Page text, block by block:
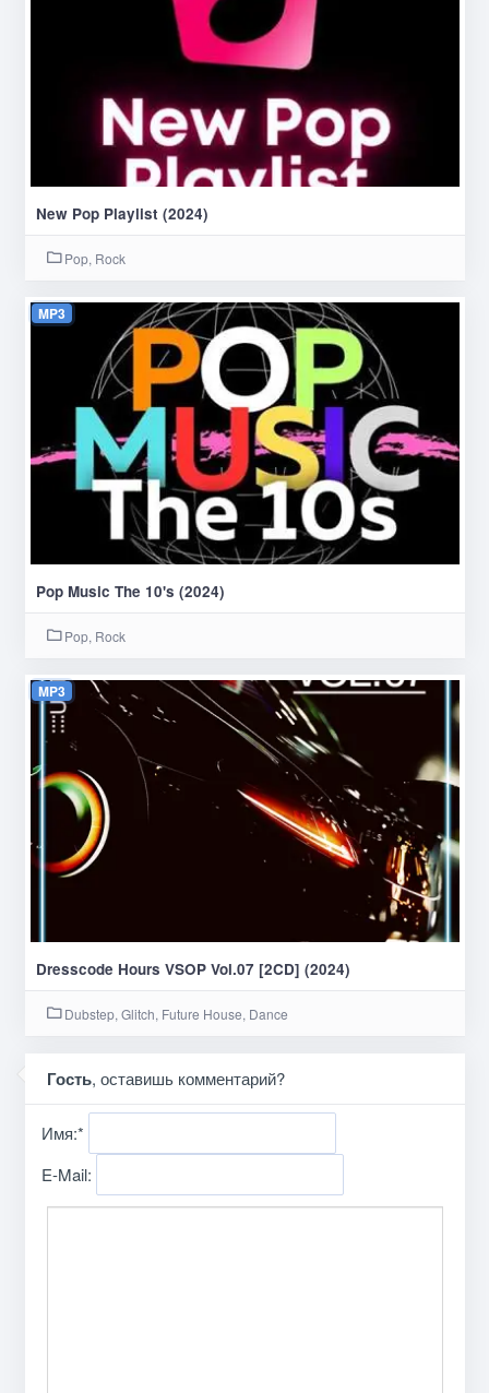
New Pop Playlist (2024)
Pop, Rock
MP3
Pop Music The 10's (2024)
Pop, Rock
MP3
Dresscode Hours VSOP Vol.07 [2CD] (2024)
Dubstep, Glitch, Future House, Dance
Гость, оставишь комментарий?
Имя:*
E-Mail: